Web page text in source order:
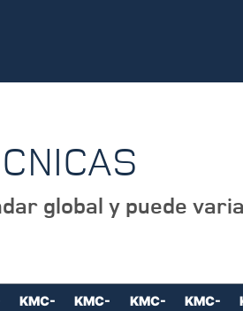
global y puede
KMC-
KMC-
KMC-
KMC-